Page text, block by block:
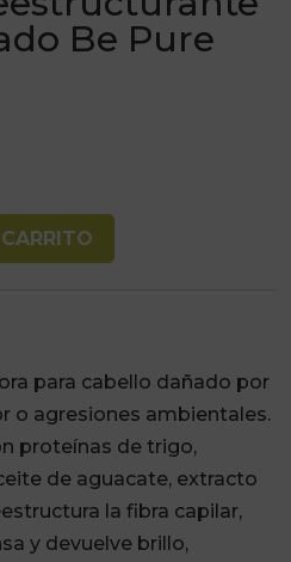
Be Pure
para cabello dañado por
o agresiones ambientales.
proteínas de trigo,
de aguacate, extracto
la fibra capilar,
y devuelve brillo,